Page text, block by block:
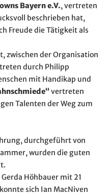
Bayern e.V., vertreten
beschrieben hat,
Freude die Tätigkeit als
zwischen der Organisation
durch Philipp
mit Handikap und
vertreten
Talenten der Weg zum
durchgeführt von
wurden die guten
Höhbauer mit 21
sich Ian MacNiven